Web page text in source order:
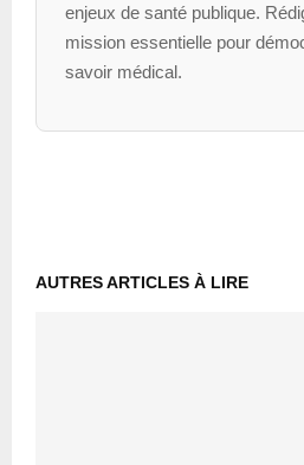
enjeux de santé publique.
mission essentielle pour
savoir médical.
AUTRES ARTICLES À LIRE